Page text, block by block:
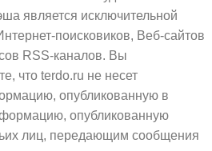
является исключительной
поисковиков, Веб-сайтов
RSS-каналов. Вы
что terdo.ru не несет
опубликованную в
опубликованную
лиц, передающим сообщения